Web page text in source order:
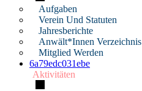
Aufgaben
Verein Und Statuten
Jahresberichte
Anwält*innen Verzeichnis
Mitglied Werden
6a79edc031ebe
Aktivitäten